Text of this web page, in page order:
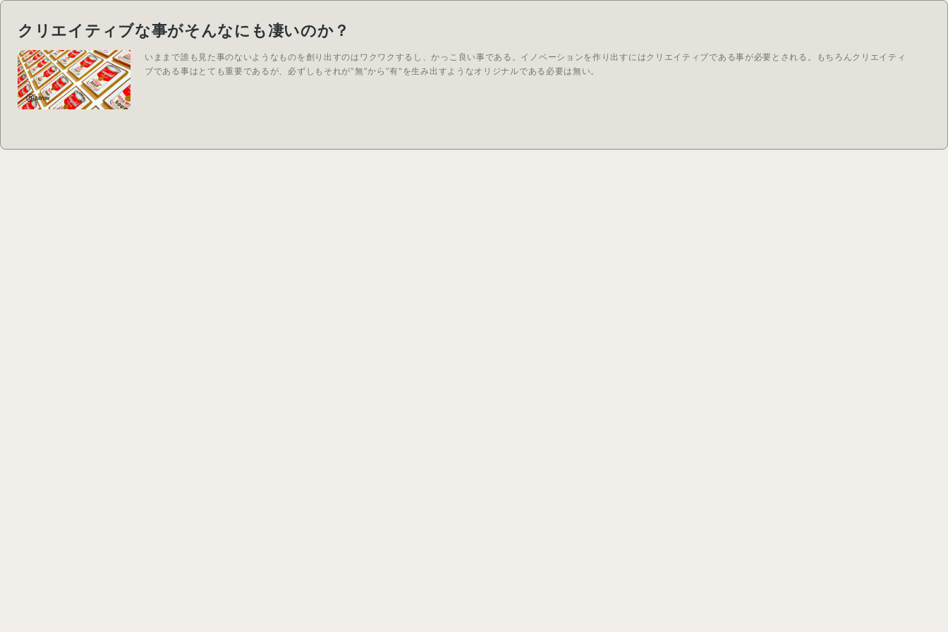
クリエイティブな事がそんなにも凄いのか？
いままで誰も見た事のないようなものを創り出すのはワクワクするし、かっこ良い事である。イノベーションを作り出すにはクリエイティブである事が必要とされる。もちろんクリエイティ
ブである事はとても重要であるが、必ずしもそれが”無”から”有"を生み出すようなオリジナルである必要は無い。